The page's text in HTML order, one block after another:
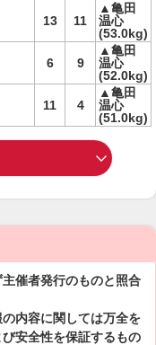
13 11
▲亀田
温心
(53.0kg)
6 9
▲亀田
温心
(52.0kg)
11 4
▲亀田
温心
(51.0kg)
催者発行のものと照合
内容に関しては万全を
安全性を保証するもの